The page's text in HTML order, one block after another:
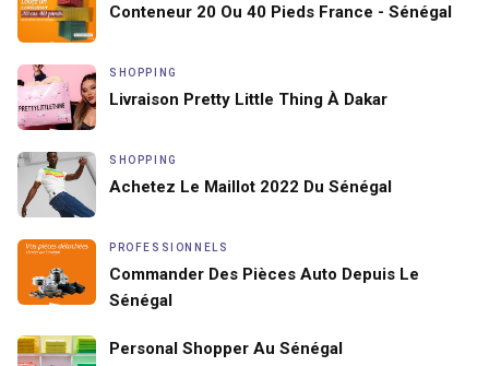
Conteneur 20 Ou 40 Pieds France - Sénégal
SHOPPING
Livraison Pretty Little Thing À Dakar
SHOPPING
Achetez Le Maillot 2022 Du Sénégal
PROFESSIONNELS
Commander Des Pièces Auto Depuis Le
Sénégal
Personal Shopper Au Sénégal